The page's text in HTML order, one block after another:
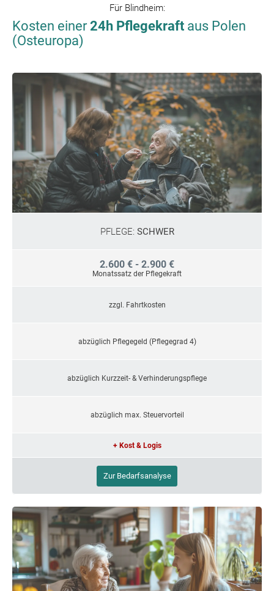
Für Blindheim:
Kosten einer24h Pflegekraft aus Polen
(Osteuropa)
PFLEGE: SCHWER
2.600 € - 2.900 €
Monatssatz der Pflegekraft
zzgl. Fahrtkosten
abzüglich Pflegegeld (Pflegegrad 4)
abzüglich Kurzzeit- & Verhinderungspflege
abzüglich max. Steuervorteil
+ Kost & Logis
Zur Bedarfsanalyse